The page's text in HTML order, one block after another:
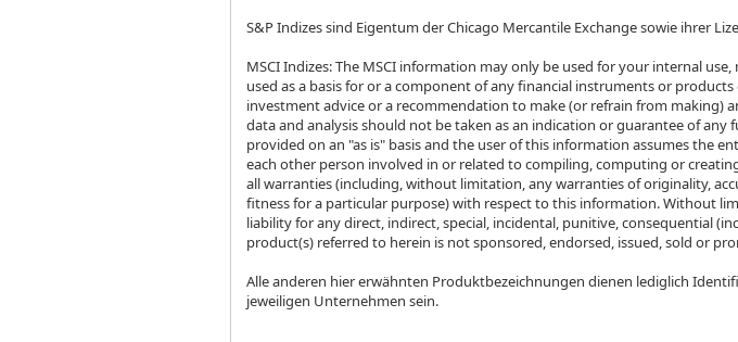
S&P Indizes sind Eigentum der Chicago Mercantile Exchange sowie ihrer
MSCI Indizes: The MSCI information may only be used for your internal
used as a basis for or a component of any financial instruments or
investment advice or a recommendation to make (or refrain from making)
data and analysis should not be taken as an indication or guarantee of
provided on an "as is" basis and the user of this information assumes the
each other person involved in or related to compiling, computing or
all warranties (including, without limitation, any warranties of originality,
fitness for a particular purpose) with respect to this information. Without
liability for any direct, indirect, special, incidental, punitive, consequential
product(s) referred to herein is not sponsored, endorsed, issued, sold or
Alle anderen hier erwähnten Produktbezeichnungen dienen lediglich
jeweiligen Unternehmen sein.